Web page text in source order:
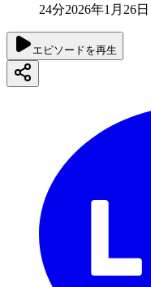
24分2026年1月26日
エピソードを再生